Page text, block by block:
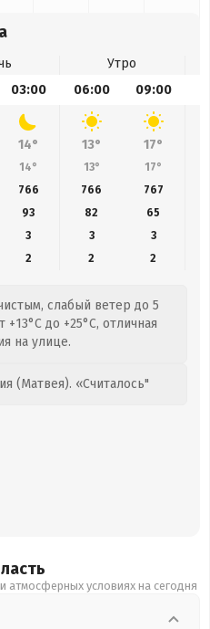
Утро
03:00 06:00 09:00
14° 13° 17°
14° 13° 17°
766 766 767
93 82 65
3 3
3
2 2 2
слабый ветер до 5
до +25°C, отличная
на улице.
(Матвея). «Считалось"
атмосферных условиях на сегодня